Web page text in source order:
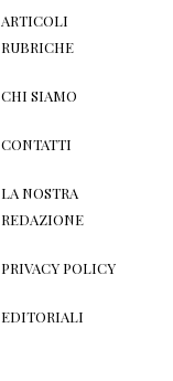
ARTICOLI
RUBRICHE
CHI SIAMO
CONTATTI
LA NOSTRA
REDAZIONE
PRIVACY POLICY
EDITORIALI